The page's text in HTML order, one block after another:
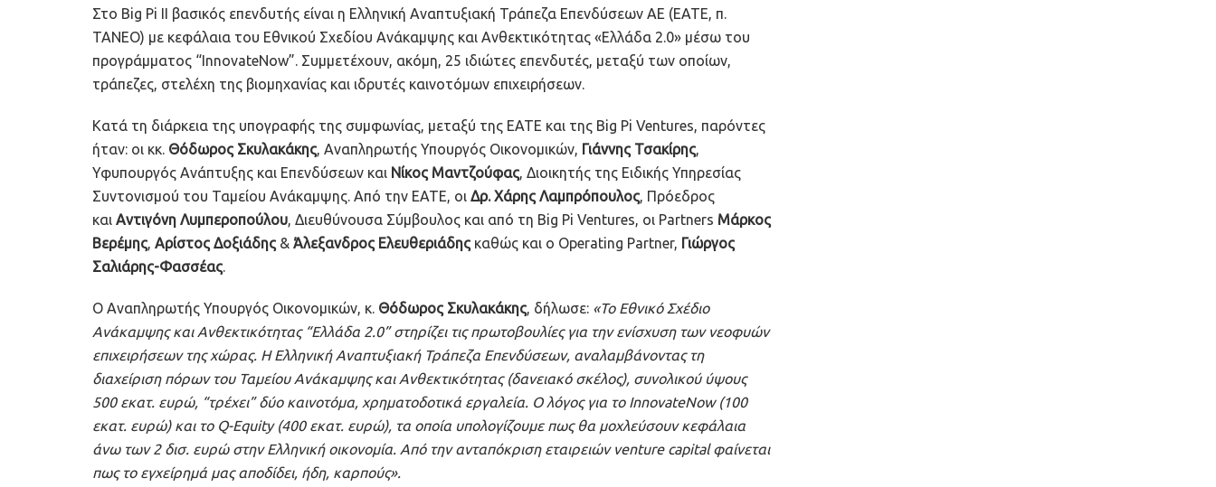
Στο Big Pi II βασικός επενδυτής είναι η Ελληνική Αναπτυξιακή Τράπεζα Επενδύσεων ΑΕ (ΕΑΤΕ, π.
ΤΑΝΕΟ) με κεφάλαια του Εθνικού Σχεδίου Ανάκαμψης και Ανθεκτικότητας «Ελλάδα 2.0» μέσω του
προγράμματος “InnovateNow”. Συμμετέχουν, ακόμη, 25 ιδιώτες επενδυτές, μεταξύ των οποίων,
τράπεζες, στελέχη της βιομηχανίας και ιδρυτές καινοτόμων επιχειρήσεων.
Κατά τη διάρκεια της υπογραφής της συμφωνίας, μεταξύ της ΕΑΤΕ και της Big Pi Ventures, παρόντες
ήταν: οι κκ. Θόδωρος Σκυλακάκης, Αναπληρωτής Υπουργός Οικονομικών, Γιάννης Τσακίρης,
Υφυπουργός Ανάπτυξης και Επενδύσεων και Νίκος Μαντζούφας, Διοικητής της Ειδικής Υπηρεσίας
Συντονισμού του Ταμείου Ανάκαμψης. Από την ΕΑΤΕ, οι Δρ. Χάρης Λαμπρόπουλος, Πρόεδρος
και Αντιγόνη Λυμπεροπούλου, Διευθύνουσα Σύμβουλος και από τη Big Pi Ventures, οι Partners Μάρκος
Βερέμης, Αρίστος Δοξιάδης & Άλεξανδρος Ελευθεριάδης καθώς και ο Operating Partner, Γιώργος
Σαλιάρης-Φασσέας.
Ο Αναπληρωτής Υπουργός Οικονομικών, κ. Θόδωρος Σκυλακάκης, δήλωσε: «Το Εθνικό Σχέδιο
Ανάκαμψης και Ανθεκτικότητας “Ελλάδα 2.0” στηρίζει τις πρωτοβουλίες για την ενίσχυση των νεοφυών
επιχειρήσεων της χώρας. Η Ελληνική Αναπτυξιακή Τράπεζα Επενδύσεων, αναλαμβάνοντας τη
διαχείριση πόρων του Ταμείου Ανάκαμψης και Ανθεκτικότητας (δανειακό σκέλος), συνολικού ύψους
500 εκατ. ευρώ, “τρέχει” δύο καινοτόμα, χρηματοδοτικά εργαλεία. Ο λόγος για το InnovateNow (100
εκατ. ευρώ) και το Q-Equity (400 εκατ. ευρώ), τα οποία υπολογίζουμε πως θα μοχλεύσουν κεφάλαια
άνω των 2 δισ. ευρώ στην Ελληνική οικονομία. Από την ανταπόκριση εταιρειών venture capital φαίνεται
πως το εγχείρημά μας αποδίδει, ήδη, καρπούς».